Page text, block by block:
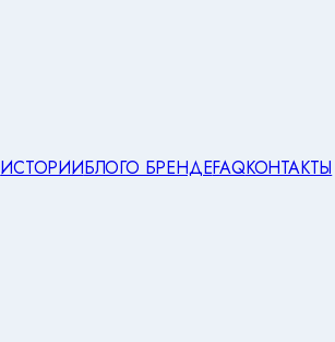
ИСТОРИИБЛОГО БРЕНДЕFAQКОНТАКТЫ